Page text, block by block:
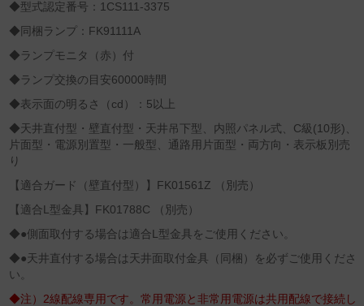
◆型式認定番号：1CS111-3375
◆同梱ランプ：FK91111A
◆ランプモニタ（赤）付
◆ランプ交換の目安60000時間
◆表示面の明るさ（cd）：5以上
◆天井直付型・壁直付型・天井吊下型、内照パネル式、C級(10形)、
片面型・電源別置型・一般型、通路用片面型・両方向・表示板別売
り
【適合ガード（壁直付型）】FK01561Z （別売）
【適合L型金具】FK01788C （別売）
◆●側面取付する場合は適合L型金具をご使用ください。
◆●天井直付する場合は天井面取付金具（同梱）を必ずご使用くださ
い。
◆注）2線配線専用です。常用電源と非常用電源は共用配線で接続し